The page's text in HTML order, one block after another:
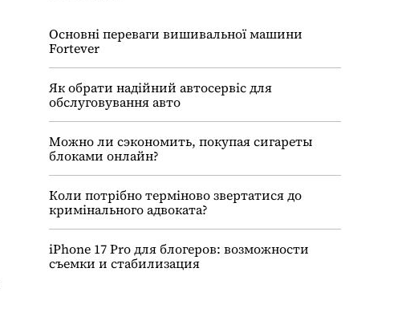
Основні переваги вишивальної машини
Fortever
Як обрати надійний автосервіс для
обслуговування авто
Можно ли сэкономить, покупая сигареты
блоками онлайн?
Коли потрібно терміново звертатися до
кримінального адвоката?
iPhone 17 Pro для блогеров: возможности
съемки и стабилизация